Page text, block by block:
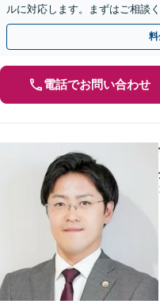
ルに対応します。まずはご相談
料
電話でお問い合わせ